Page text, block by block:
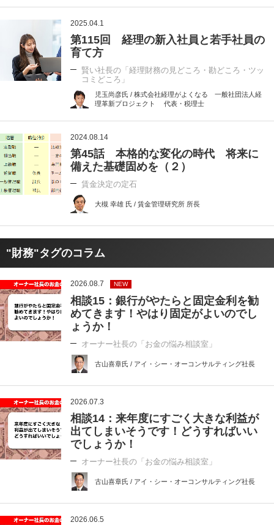
2025.04.1
第115回 経理の新入社員と若手社員の
育て方
賢い社長の「経理財務の見どころ・勘どころ・ツッ
コミどころ」
児玉尚彦氏 / 株式会社経理がよくなる 一般社団法人経
理革新プロジェクト 代表・税理士
2024.08.14
第45話 本格的な変化の時代 将来に
備えた基礎固めを（２）
賃金決定の定石
大槻 幸雄 氏 / 賃金管理研究所 所長
"財務"タグのコラム
2026.08.7 NEW
相談15：銀行がやたらと固定金利を勧
めてきます！やはり固定がよいのでし
ょうか！
オーナー社長の「お金の悩み相談室」
古山喜章氏 / アイ・シー・オーコンサルティング社長
2026.07.3
相談14：来年度にすごく大きな利益が
出てしまいそうです！どうすればいい
でしょうか！
オーナー社長の「お金の悩み相談室」
古山喜章氏 / アイ・シー・オーコンサルティング社長
2026.06.5